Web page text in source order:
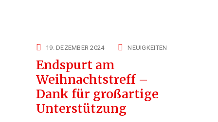
19. DEZEMBER 2024 NEUIGKEITEN
Endspurt am
Weihnachtstreff –
Dank für großartige
Unterstützung